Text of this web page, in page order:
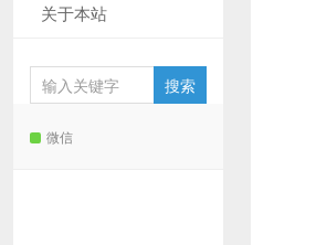
关于本站
微信